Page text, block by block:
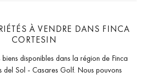
À VENDRE DANS FINCA
CORTESIN
disponibles dans la région de Finca
del Sol - Casares Golf. Nous pouvons